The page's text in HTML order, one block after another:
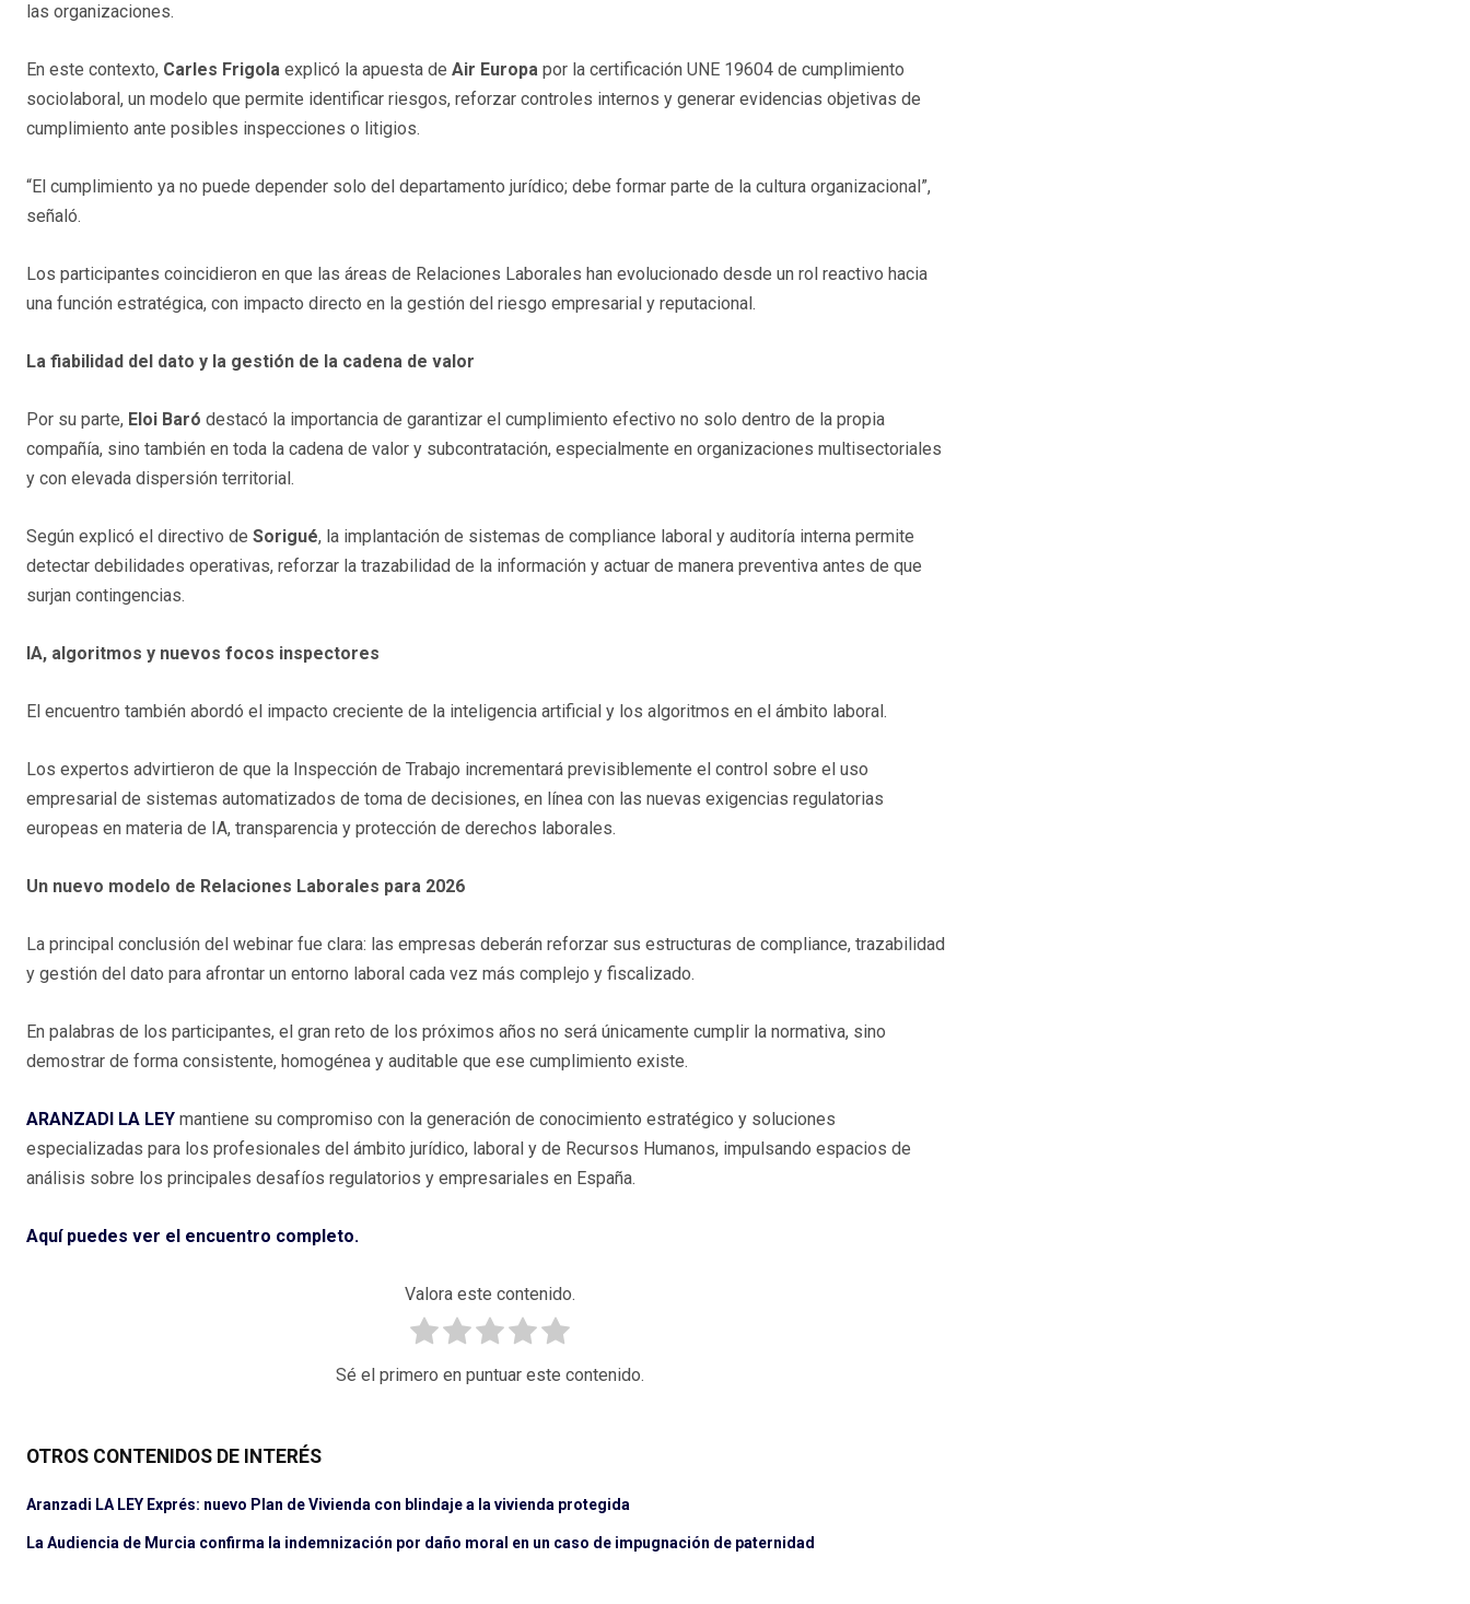
las organizaciones.
En este contexto, Carles Frigola explicó la apuesta de Air Europa por la certificación UNE 19604 de cumplimiento
sociolaboral, un modelo que permite identificar riesgos, reforzar controles internos y generar evidencias objetivas de
cumplimiento ante posibles inspecciones o litigios.
“El cumplimiento ya no puede depender solo del departamento jurídico; debe formar parte de la cultura organizacional”,
señaló.
Los participantes coincidieron en que las áreas de Relaciones Laborales han evolucionado desde un rol reactivo hacia
una función estratégica, con impacto directo en la gestión del riesgo empresarial y reputacional.
La fiabilidad del dato y la gestión de la cadena de valor
Por su parte, Eloi Baró destacó la importancia de garantizar el cumplimiento efectivo no solo dentro de la propia
compañía, sino también en toda la cadena de valor y subcontratación, especialmente en organizaciones multisectoriales
y con elevada dispersión territorial.
Según explicó el directivo de Sorigué, la implantación de sistemas de compliance laboral y auditoría interna permite
detectar debilidades operativas, reforzar la trazabilidad de la información y actuar de manera preventiva antes de que
surjan contingencias.
IA, algoritmos y nuevos focos inspectores
El encuentro también abordó el impacto creciente de la inteligencia artificial y los algoritmos en el ámbito laboral.
Los expertos advirtieron de que la Inspección de Trabajo incrementará previsiblemente el control sobre el uso
empresarial de sistemas automatizados de toma de decisiones, en línea con las nuevas exigencias regulatorias
europeas en materia de IA, transparencia y protección de derechos laborales.
Un nuevo modelo de Relaciones Laborales para 2026
La principal conclusión del webinar fue clara: las empresas deberán reforzar sus estructuras de compliance, trazabilidad
y gestión del dato para afrontar un entorno laboral cada vez más complejo y fiscalizado.
En palabras de los participantes, el gran reto de los próximos años no será únicamente cumplir la normativa, sino
demostrar de forma consistente, homogénea y auditable que ese cumplimiento existe.
ARANZADI LA LEY mantiene su compromiso con la generación de conocimiento estratégico y soluciones
especializadas para los profesionales del ámbito jurídico, laboral y de Recursos Humanos, impulsando espacios de
análisis sobre los principales desafíos regulatorios y empresariales en España.
Aquí puedes ver el encuentro completo.
Valora este contenido.
Sé el primero en puntuar este contenido.
OTROS CONTENIDOS DE INTERÉS
Aranzadi LA LEY Exprés: nuevo Plan de Vivienda con blindaje a la vivienda protegida
La Audiencia de Murcia confirma la indemnización por daño moral en un caso de impugnación de paternidad